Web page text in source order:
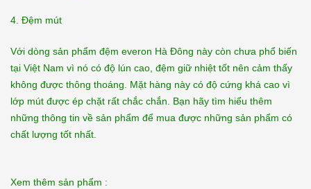
4. Đệm mút
Với dòng sản phẩm đệm everon Hà Đông này còn chưa phổ biến
tại Việt Nam vì nó có độ lún cao, đệm giữ nhiệt tốt nên cảm thấy
không được thông thoáng. Mặt hàng này có độ cứng khá cao vì
lớp mút được ép chặt rất chắc chắn. Bạn hãy tìm hiểu thêm
những thông tin về sản phẩm để mua được những sản phẩm có
chất lượng tốt nhất.
Xem thêm sản phẩm :